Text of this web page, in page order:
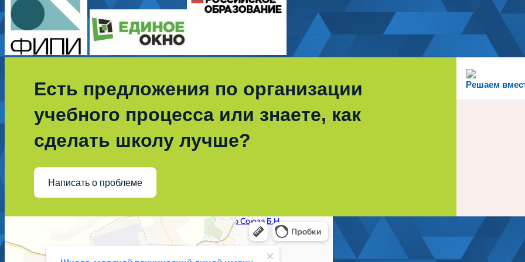
Решаем
Есть предложения по организации
учебного процесса или знаете, как
сделать школу лучше?
Написать о проблеме